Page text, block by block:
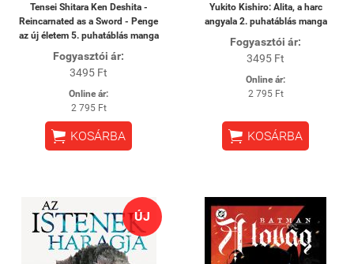
Tensei Shitara Ken Deshita -
Reincarnated as a Sword - Penge
az új életem 5. puhatáblás manga
Fogyasztói ár:
3495 Ft
Online ár:
2 795 Ft
 KOSÁRBA
Yukito Kishiro: Alita, a harc
angyala 2. puhatáblás manga
Fogyasztói ár:
3495 Ft
Online ár:
2 795 Ft
 KOSÁRBA
ÚJ